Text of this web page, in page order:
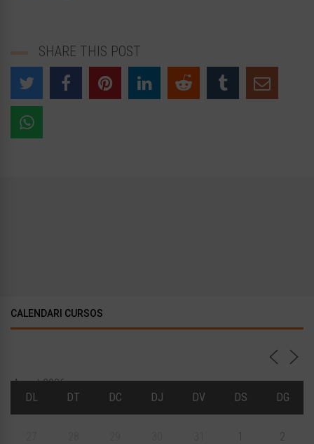
SHARE THIS POST
CALENDARI CURSOS
Agost 2026
DL
DT DC DJ DV DS DG
1 2